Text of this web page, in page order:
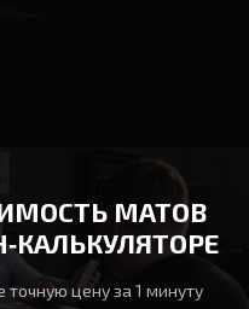
МАТОВ
цену за 1 минуту